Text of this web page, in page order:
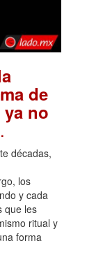
de
no
.
décadas,
los
y cada
que les
ritual y
forma